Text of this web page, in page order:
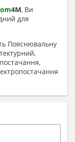
4M, Ви
для
Пояснювальну